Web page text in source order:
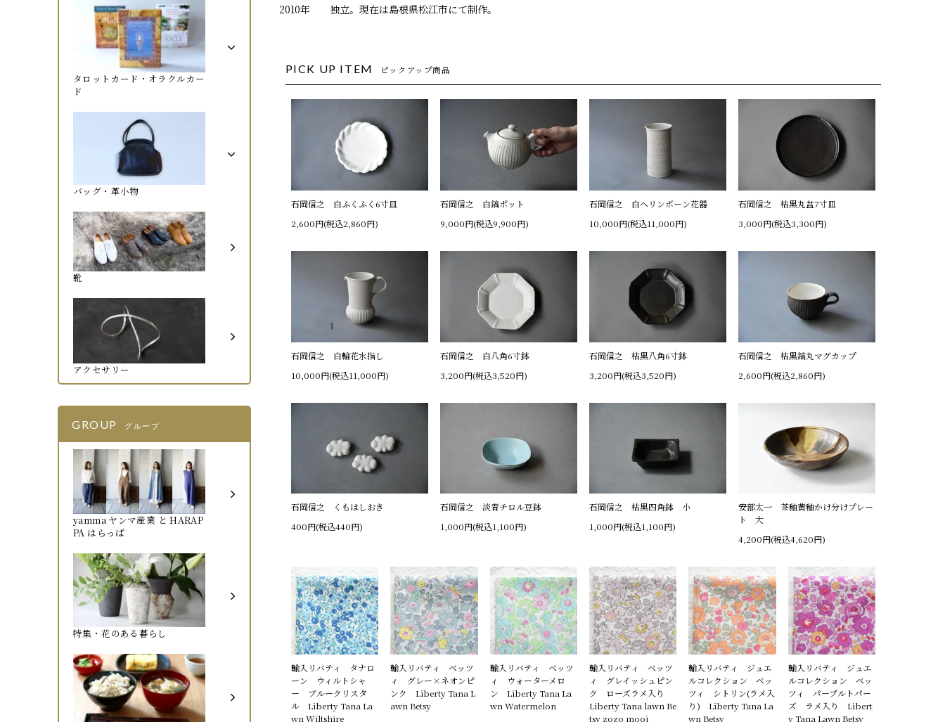
2010年 独立。現在は島根県松江市にて制作。
PICK UP ITEM ピックアップ商品
石岡信之 白ふくふく6寸皿
2,600円(税込2,860円)
石岡信之 白鎬ポット
9,000円(税込9,900円)
石岡信之 白ヘリンボーン花器
10,000円(税込11,000円)
石岡信之 枯黒丸盆7寸皿
3,000円(税込3,300円)
石岡信之 白輪花水指し
10,000円(税込11,000円)
石岡信之 白八角6寸鉢
3,200円(税込3,520円)
石岡信之 枯黒八角6寸鉢
3,200円(税込3,520円)
石岡信之 枯黒鎬丸マグカップ
2,600円(税込2,860円)
石岡信之 くもはしおき
400円(税込440円)
石岡信之 淡青チロル豆鉢
1,000円(税込1,100円)
石岡信之 枯黒四角鉢 小
1,000円(税込1,100円)
安部太一 茶釉黄釉かけ分けプレー
ト 大
4,200円(税込4,620円)
輸入リバティ タナロ
ーン ウィルトシャ
ー ブルークリスタ
ル Liberty Tana La
wn Wiltshire
輸入リバティ ベッツ
ィ グレー×ネオンピ
ンク Liberty Tana L
awn Betsy
輸入リバティ ベッツ
ィ ウォーターメロ
ン Liberty Tana La
wn Watermelon
輸入リバティ ベッツ
ィ グレイッシュピン
ク ローズラメ入り
Liberty Tana lawn Be
tsy zozo mooi
輸入リバティ ジュエ
ルコレクション ベッ
ツィ シトリン(ラメ入
り) Liberty Tana La
wn Betsy
輸入リバティ ジュエ
ルコレクション ベッ
ツィ パープルトパー
ズ ラメ入り Libert
y Tana Lawn Betsy
タロットカード・オラクルカー
ド
バッグ・革小物
靴
アクセサリー
GROUP グループ
yamma ヤンマ産業 と HARAP
PA はらっぱ
特集・花のある暮らし